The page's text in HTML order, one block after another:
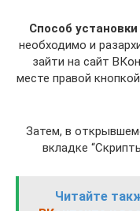
Способ
необходимо и
зайти на сайт
месте правой
Затем, в
вкладке
Читайте